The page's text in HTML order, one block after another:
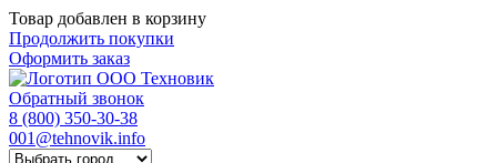
Товар добавлен в корзину
Продолжить покупки
Оформить заказ
Обратный звонок
8 (800) 350-30-38
001@tehnovik.info